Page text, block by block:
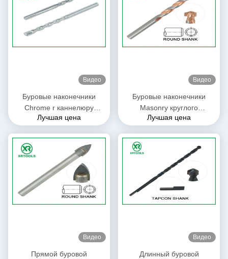
Видео
Буровые наконечники
Chrome r каннелюру
стальные покрытый с
обработки гибким
Лучшая цена
Видео
Буровые наконечники
Masonry круглого
хвостовика метрические
каннелюру для конкретного
Лучшая цена
Видео
Прямой буровой
Видео
Длинный буровой